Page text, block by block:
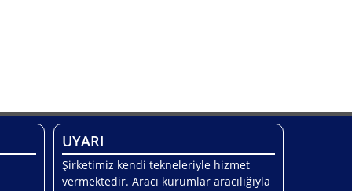
UYARI
Şirketimiz kendi tekneleriyle hizmet
vermektedir. Aracı kurumlar aracılığıyla